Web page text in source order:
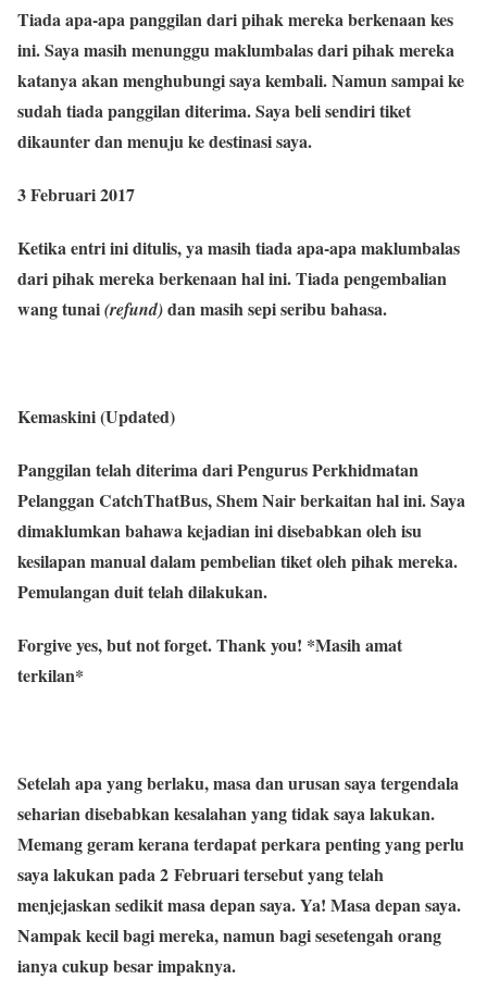
Tiada apa-apa panggilan dari pihak mereka berkenaan kes
ini. Saya masih menunggu maklumbalas dari pihak mereka
katanya akan menghubungi saya kembali. Namun sampai ke
sudah tiada panggilan diterima. Saya beli sendiri tiket
dikaunter dan menuju ke destinasi saya.
3 Februari 2017
Ketika entri ini ditulis, ya masih tiada apa-apa maklumbalas
dari pihak mereka berkenaan hal ini. Tiada pengembalian
wang tunai(refund)dan masih sepi seribu bahasa.
Kemaskini (Updated)
Panggilan telah diterima dari Pengurus Perkhidmatan
Pelanggan CatchThatBus, Shem Nair berkaitan hal ini. Saya
dimaklumkan bahawa kejadian ini disebabkan oleh isu
kesilapan manual dalam pembelian tiket oleh pihak mereka.
Pemulangan duit telah dilakukan.
Forgive yes, but not forget. Thank you! *Masih amat
terkilan*
Setelah apa yang berlaku, masa dan urusan saya tergendala
seharian disebabkan kesalahan yang tidak saya lakukan.
Memang geram kerana terdapat perkara penting yang perlu
saya lakukan pada 2 Februari tersebut yang telah
menjejaskan sedikit masa depan saya. Ya! Masa depan saya.
Nampak kecil bagi mereka, namun bagi sesetengah orang
ianya cukup besar impaknya.